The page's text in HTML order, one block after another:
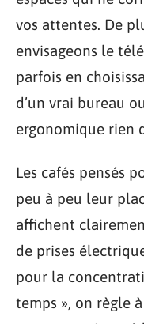
vos attentes. De
envisageons le
parfois en
d’un vrai bureau
ergonomique rien
Les cafés pensés
peu à peu leur
affichent
de prises
pour la
temps », on règle